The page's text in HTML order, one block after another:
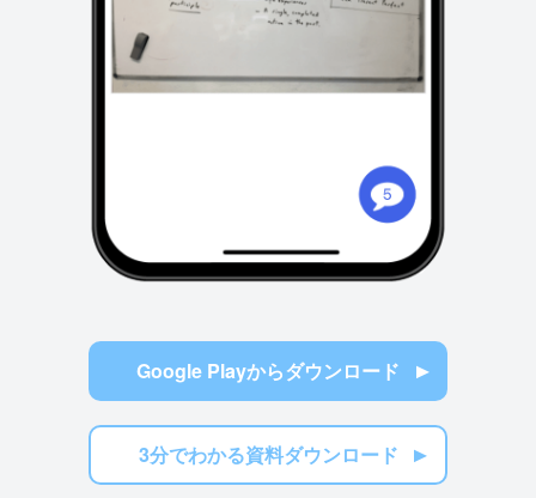
Google Playからダウンロード
3分でわかる資料ダウンロード